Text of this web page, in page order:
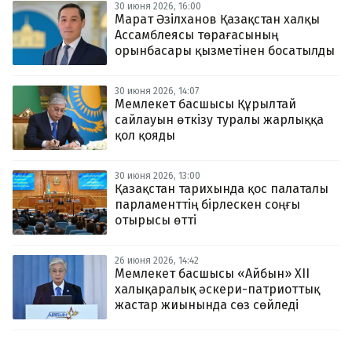
30 июня 2026, 16:00
Марат Әзілханов Қазақстан халқы
Ассамблеясы төрағасының
орынбасары қызметінен босатылды
30 июня 2026, 14:07
Мемлекет басшысы Құрылтай
сайлауын өткізу туралы жарлыққа
қол қояды
30 июня 2026, 13:00
Қазақстан тарихында қос палаталы
парламенттің бірлескен соңғы
отырысы өтті
26 июня 2026, 14:42
Мемлекет басшысы «Айбын» ХІI
халықаралық әскери-патриоттық
жастар жиынында сөз сөйледі